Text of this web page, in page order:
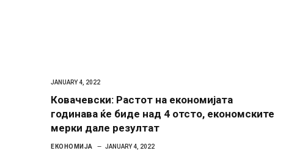
JANUARY 4, 2022
Ковачевски: Растот на економијата
годинава ќе биде над 4 отсто, економските
мерки дале резултат
ЕКОНОМИЈА JANUARY 4, 2022